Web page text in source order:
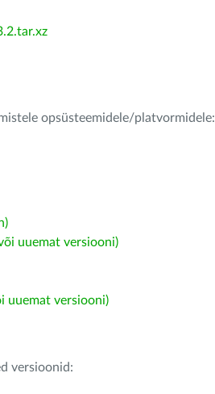
opsüsteemidele/platvormidele:
uuemat versiooni)
uuemat versiooni)
versioonid: